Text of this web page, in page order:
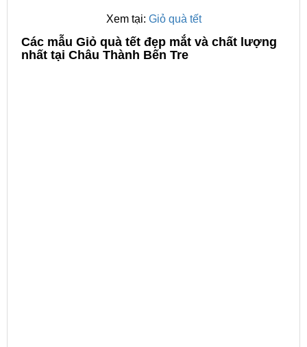
Xem tại: Giỏ quà tết
Các mẫu Giỏ quà tết đẹp mắt và chất lượng
nhất tại Châu Thành Bến Tre